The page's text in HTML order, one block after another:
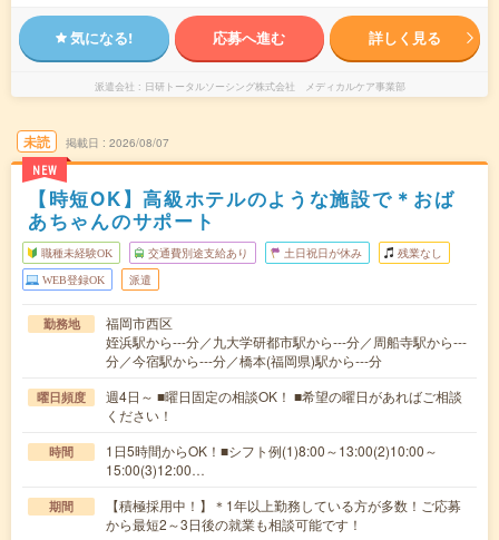
気になる! 応募へ進む 詳しく見る
派遣会社 日研トータルソーシング株式会社 メディカルケア事業部
未読
NEW
掲載日 2026/08/07
【時短OK】高級ホテルのような施設で＊おば
あちゃんのサポート
職種未経験OK 交通費別途支給あり 土日祝日が休み 残業なし
WEB登録OK 派遣
勤務地
福岡市西区
姪浜駅から---分／九大学研都市駅から---分／周船寺駅から---
分／今宿駅から---分／橋本(福岡県)駅から---分
曜日頻度
週4日～ ■曜日固定の相談OK！ ■希望の曜日があればご相談
ください！
時間
1日5時間からOK！■シフト例(1)8:00～13:00(2)10:00～
15:00(3)12:00…
期間
【積極採用中！】＊1年以上勤務している方が多数！ご応募
から最短2～3日後の就業も相談可能です！